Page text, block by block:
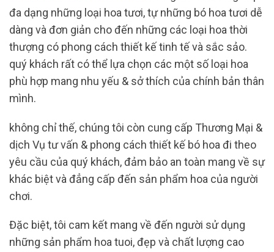
đa dạng những loại hoa tươi, tự những bó hoa tươi dễ
dàng và đơn giản cho đến những các loại hoa thời
thượng có phong cách thiết kế tinh tế và sắc sảo.
quý khách rất có thể lựa chọn các một số loại hoa
phù hợp mang nhu yếu & sở thích của chính bản thân
mình.
không chỉ thế, chúng tôi còn cung cấp Thương Mại &
dịch Vụ tư vấn & phong cách thiết kế bó hoa đi theo
yêu cầu của quý khách, đảm bảo an toàn mang về sự
khác biệt và đẳng cấp đến sản phẩm hoa của người
chơi.
Đặc biệt, tôi cam kết mang về đến người sử dụng
những sản phẩm hoa tuoi, đẹp và chất lượng cao